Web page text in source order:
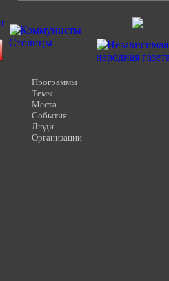
Программы
Темы
Места
События
Люди
Организации